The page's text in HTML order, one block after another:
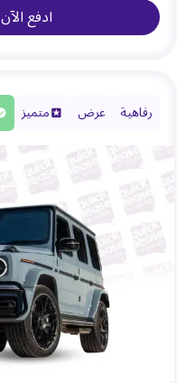
ادفع الآن
رفاهية عرض متميز